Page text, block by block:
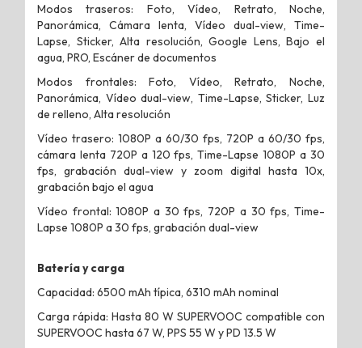
Modos traseros: Foto, Vídeo, Retrato, Noche,
Panorámica, Cámara lenta, Vídeo dual-view, Time-
Lapse, Sticker, Alta resolución, Google Lens, Bajo el
agua, PRO, Escáner de documentos
Modos frontales: Foto, Vídeo, Retrato, Noche,
Panorámica, Vídeo dual-view, Time-Lapse, Sticker, Luz
de relleno, Alta resolución
Vídeo trasero: 1080P a 60/30 fps, 720P a 60/30 fps,
cámara lenta 720P a 120 fps, Time-Lapse 1080P a 30
fps, grabación dual-view y zoom digital hasta 10x,
grabación bajo el agua
Vídeo frontal: 1080P a 30 fps, 720P a 30 fps, Time-
Lapse 1080P a 30 fps, grabación dual-view
Batería y carga
Capacidad: 6500 mAh típica, 6310 mAh nominal
Carga rápida: Hasta 80 W SUPERVOOC compatible con
SUPERVOOC hasta 67 W, PPS 55 W y PD 13.5 W